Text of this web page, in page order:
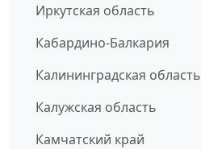
Иркутская область
Кабардино-Балкария
Калининградская область
Калужская область
Камчатский край